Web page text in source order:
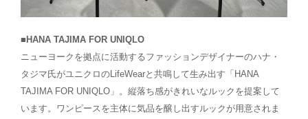
■HANA TAJIMA FOR UNIQLO
ニューヨークを拠点に活動するファッションデザイナーのハナ・
タジマ氏がユニクロのLifeWearと共鳴して生み出す「HANA
TAJIMA FOR UNIQLO」。縦落ち感がきれいなルックを提案して
います。ワンピースを主体に気品を醸し出すルックが用意されま